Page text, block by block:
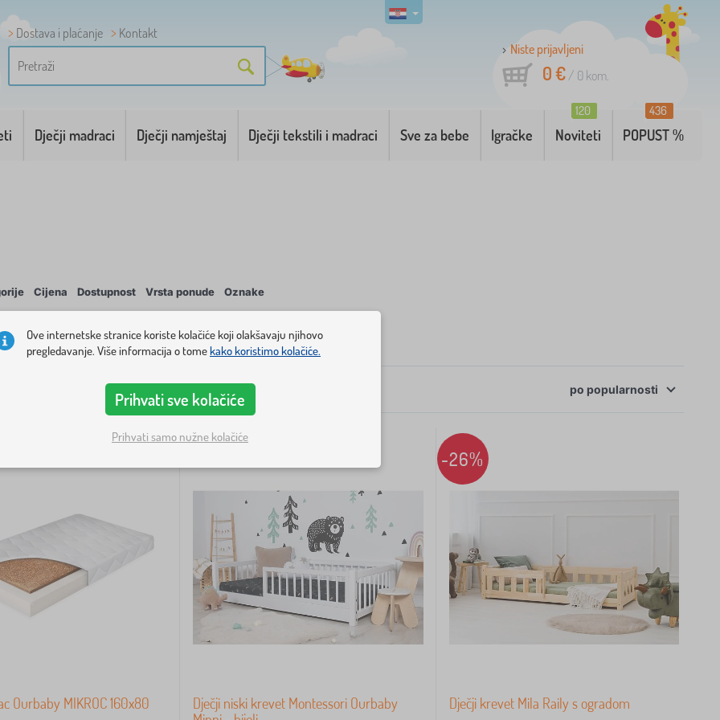
Dostava i plaćanje
Kontakt
Niste prijavljeni
0 €/ 0 kom.
Dječji madraci Dječji namještaj Dječji tekstili i madraci Sve za bebe Igračke Noviteti
120
POPUST %
436
Cijena Dostupnost Vrsta ponude Oznake
Ourbaby MIKROC 160x80
Dječji niski krevet Montessori Ourbaby
-26%
Dječji krevet Mila Raily s ogradom
Ove internetske stranice koriste kolačiće koji olakšavaju njihovo
pregledavanje. Više informacija o tomekako koristimo kolačiće.
Prihvati sve kolačiće
Prihvati samo nužne kolačiće